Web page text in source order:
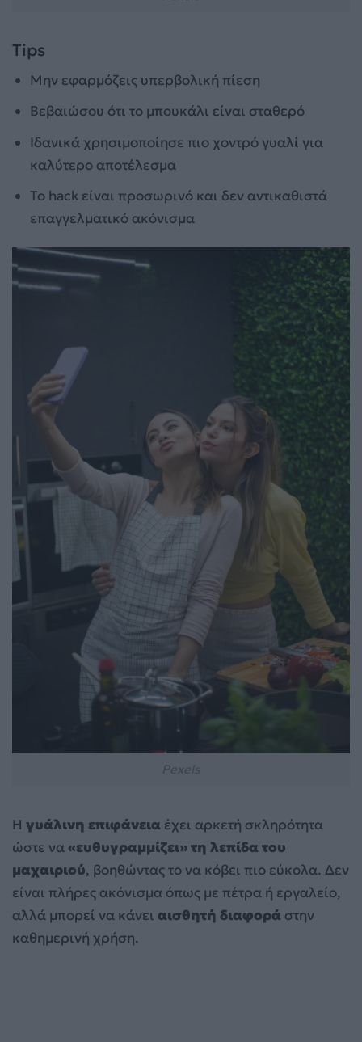
Tips
Μην εφαρμόζεις υπερβολική πίεση
Βεβαιώσου ότι το μπουκάλι είναι σταθερό
Ιδανικά χρησιμοποίησε πιο χοντρό γυαλί για
καλύτερο αποτέλεσμα
Το hack είναι προσωρινό και δεν αντικαθιστά
επαγγελματικό ακόνισμα
Η γυάλινη επιφάνεια έχει αρκετή σκληρότητα
ώστε να«ευθυγραμμίζει» τη λεπίδα του
μαχαιριού, βοηθώντας το να κόβει πιο εύκολα. Δεν
είναι πλήρες ακόνισμα όπως με πέτρα ή εργαλείο,
αλλά μπορεί να κάνει αισθητή διαφορά στην
καθημερινή χρήση.